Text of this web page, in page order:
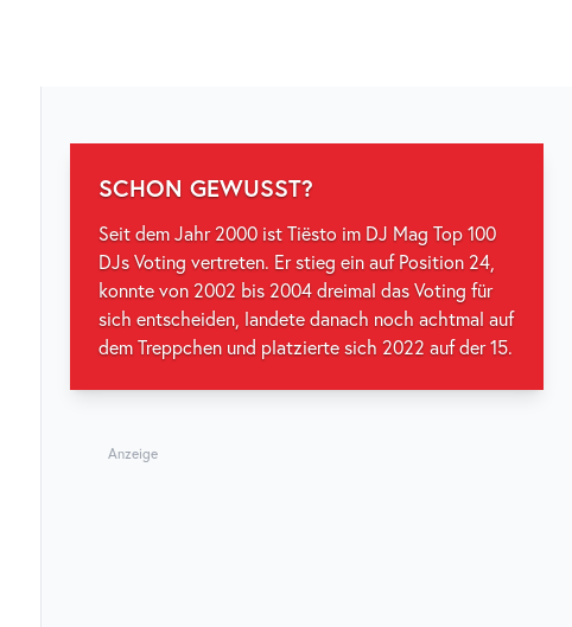
SCHON GEWUSST?
Seit dem Jahr 2000 ist Tiësto im DJ Mag Top 100
DJs Voting vertreten. Er stieg ein auf Position 24,
konnte von 2002 bis 2004 dreimal das Voting für
sich entscheiden, landete danach noch achtmal auf
dem Treppchen und platzierte sich 2022 auf der 15.
Anzeige